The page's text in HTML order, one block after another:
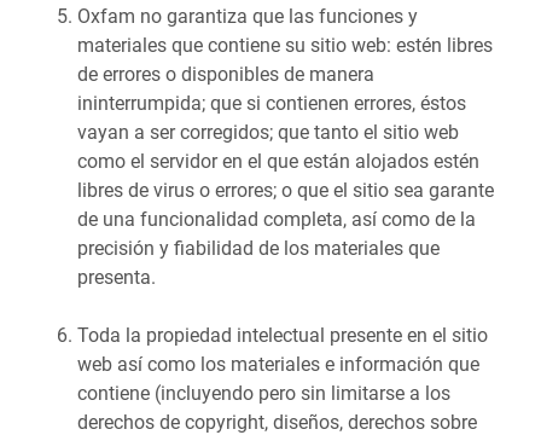
Oxfam no garantiza que las funciones y
materiales que contiene su sitio web: estén libres
de errores o disponibles de manera
ininterrumpida; que si contienen errores, éstos
vayan a ser corregidos; que tanto el sitio web
como el servidor en el que están alojados estén
libres de virus o errores; o que el sitio sea garante
de una funcionalidad completa, así como de la
precisión y fiabilidad de los materiales que
presenta.
Toda la propiedad intelectual presente en el sitio
web así como los materiales e información que
contiene (incluyendo pero sin limitarse a los
derechos de copyright, diseños, derechos sobre